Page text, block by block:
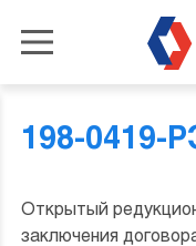
198-0419-
Открытый
заключения